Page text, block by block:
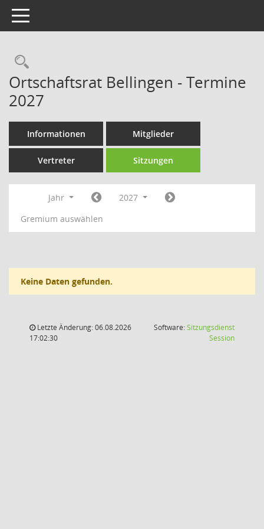
Toggle navigation
Rechercheauswahl
Ortschaftsrat Bellingen - Termine
2027
Informationen Mitglieder
Vertreter Sitzungen
Jahr
2027
Gremium auswählen
Keine Daten gefunden.
Letzte Änderung: 06.08.2026
17:02:30
Software:Sitzungsdienst
Session(Wird in